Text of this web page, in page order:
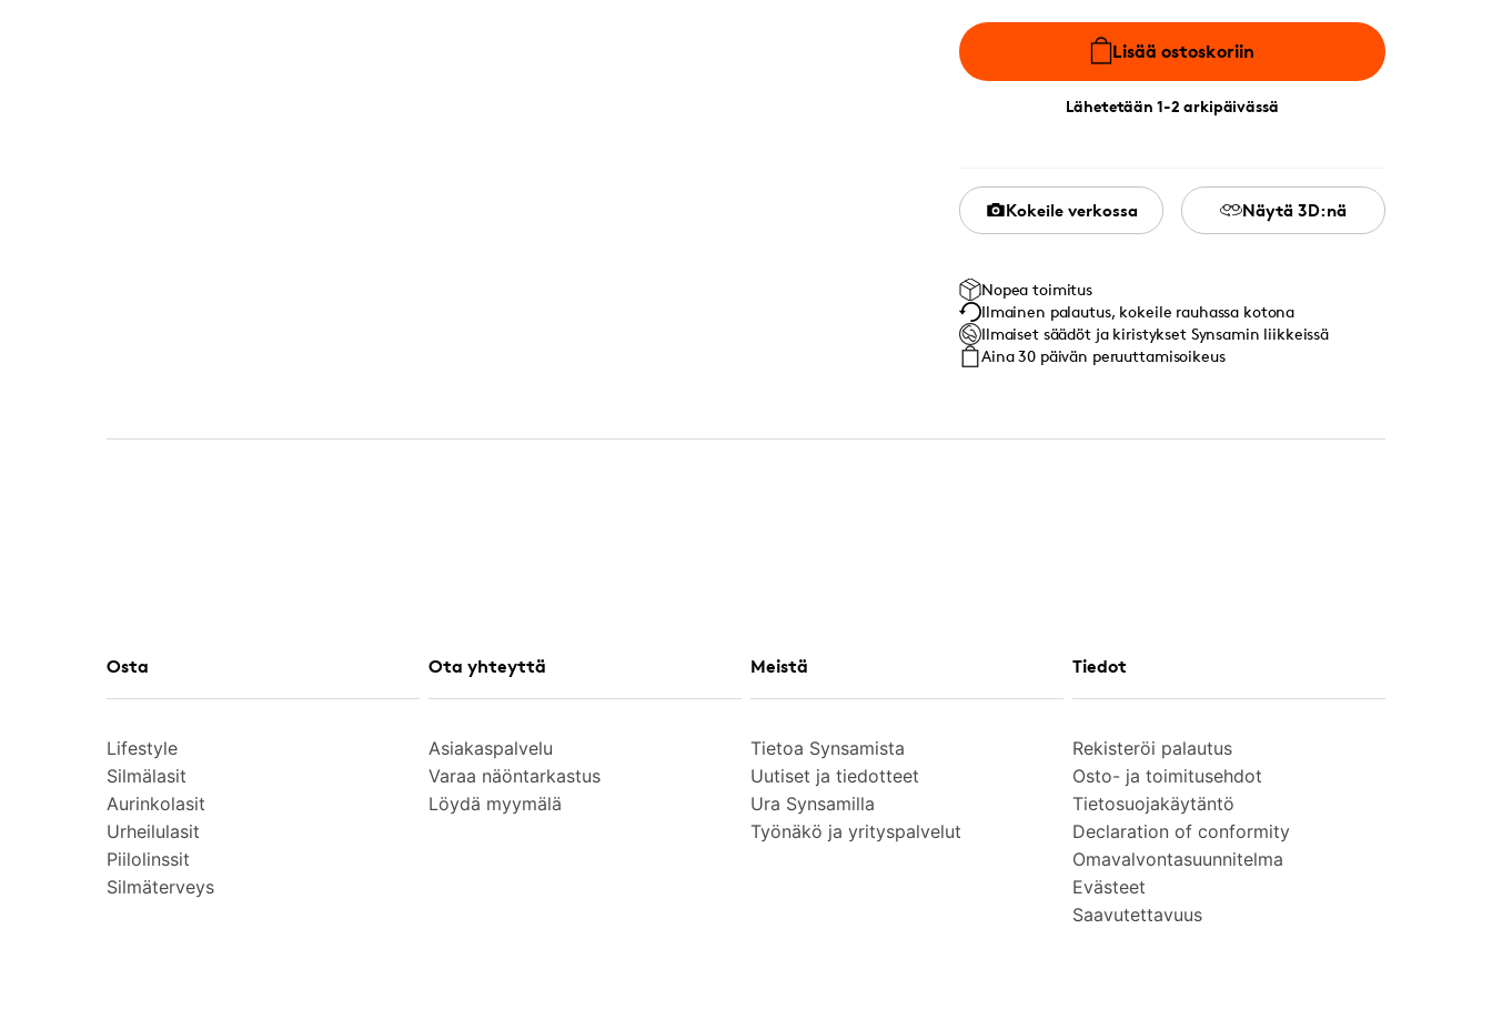
Lisää ostoskoriin
Lähetetään 1-2 arkipäivässä
Kokeile verkossa Näytä 3D:nä
Nopea toimitus
Ilmainen palautus, kokeile rauhassa kotona
Ilmaiset säädöt ja kiristykset Synsamin liikkeissä
Aina 30 päivän peruuttamisoikeus
Osta
Lifestyle
Silmälasit
Aurinkolasit
Urheilulasit
Piilolinssit
Silmäterveys
Ota yhteyttä
Asiakaspalvelu
Varaa näöntarkastus
Löydä myymälä
Meistä
Tietoa Synsamista
Uutiset ja tiedotteet
Ura Synsamilla
Työnäkö ja yrityspalvelut
Tiedot
Rekisteröi palautus
Osto- ja toimitusehdot
Tietosuojakäytäntö
Declaration of conformity
Omavalvontasuunnitelma
Evästeet
Saavutettavuus